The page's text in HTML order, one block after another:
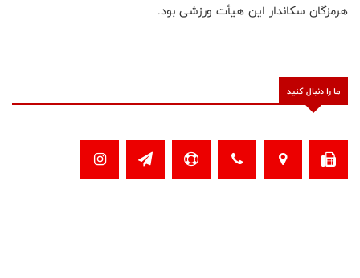
هرمزگان سکاندار این هیأت ورزشی بود.
ما را دنبال کنید